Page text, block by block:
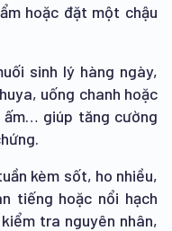
hoặc đặt một chậu
sinh lý hàng ngày,
uống chanh hoặc
giúp tăng cường
kèm sốt, ho nhiều,
tiếng hoặc nổi hạch
tra nguyên nhân,